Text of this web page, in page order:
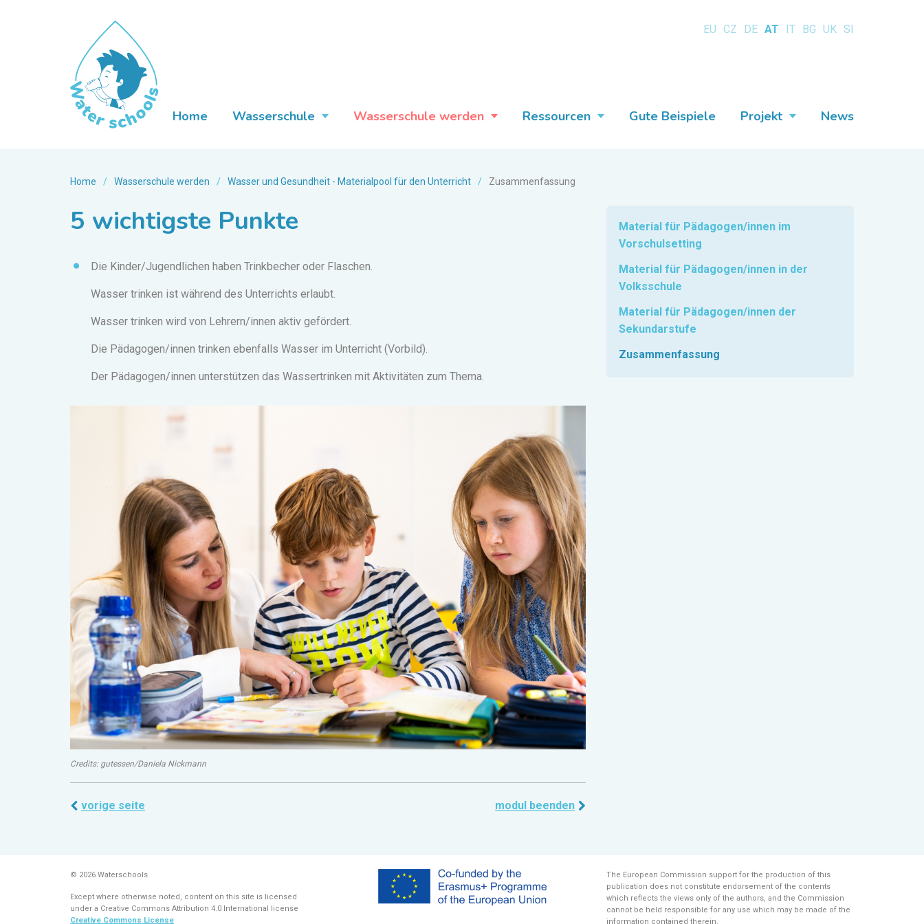
EU CZ DE AT IT BG UK SI
Home Wasserschule Wasserschule werden Ressourcen Gute Beispiele Projekt News
Home / Wasserschule werden / Wasser und Gesundheit - Materialpool für den Unterricht / Zusammenfassung
5 wichtigste Punkte
Die Kinder/Jugendlichen haben Trinkbecher oder Flaschen.
Wasser trinken ist während des Unterrichts erlaubt.
Wasser trinken wird von Lehrern/innen aktiv gefördert.
Die Pädagogen/innen trinken ebenfalls Wasser im Unterricht (Vorbild).
Der Pädagogen/innen unterstützen das Wassertrinken mit Aktivitäten zum Thema.
Credits: gutessen/Daniela Nickmann
vorige seite modul beenden
Material für Pädagogen/innen im
Vorschulsetting
Material für Pädagogen/innen in der
Volksschule
Material für Pädagogen/innen der
Sekundarstufe
Zusammenfassung
© 2026 Waterschools
Except where otherwise noted, content on this site is licensed
under a Creative Commons Attribution 4.0 International license
Creative Commons License
The European Commission support for the production of this
publication does not constitute endorsement of the contents
which reflects the views only of the authors, and the Commission
cannot be held responsi­ble for any use which may be made of the
information contained therein.